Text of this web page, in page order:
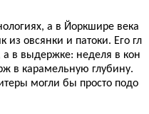
а в Йоркшире века
овсянки и патоки. Его гл
а в выдержке: неделя в кон
в карамельную глубину.
могли бы просто подо